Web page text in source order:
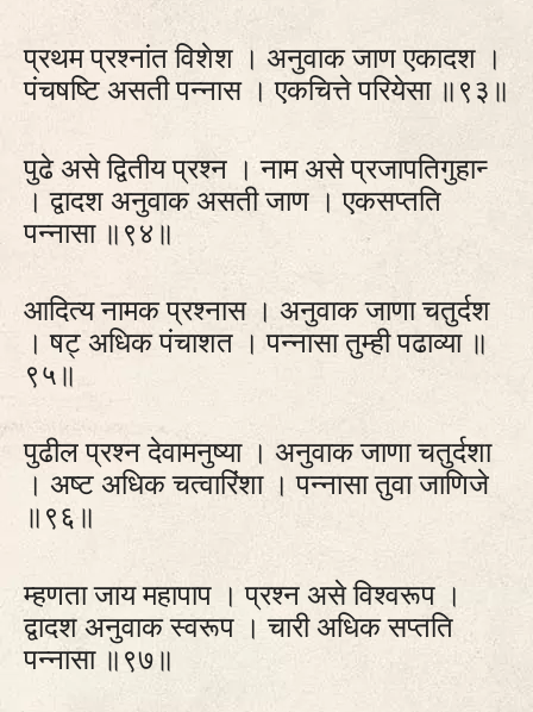
प्रथम प्रश्नांत विशेश । अनुवाक जाण एकादश ।
पंचषष्टि असती पन्नास । एकचित्ते परियेसा ॥९३॥
पुढे असे द्वितीय प्रश्न । नाम असे प्रजापतिगुहान्‍
। द्वादश अनुवाक असती जाण । एकसप्तति
पन्नासा ॥९४॥
आदित्य नामक प्रश्नास । अनुवाक जाणा चतुर्दश
। षट्‍ अधिक पंचाशत । पन्नासा तुम्ही पढाव्या ॥
९५॥
पुढील प्रश्न देवामनुष्या । अनुवाक जाणा चतुर्दशा
। अष्ट अधिक चत्वारिंशा । पन्नासा तुवा जाणिजे
॥९६॥
म्हणता जाय महापाप । प्रश्न असे विश्वरूप ।
द्वादश अनुवाक स्वरूप । चारी अधिक सप्तति
पन्नासा ॥९७॥